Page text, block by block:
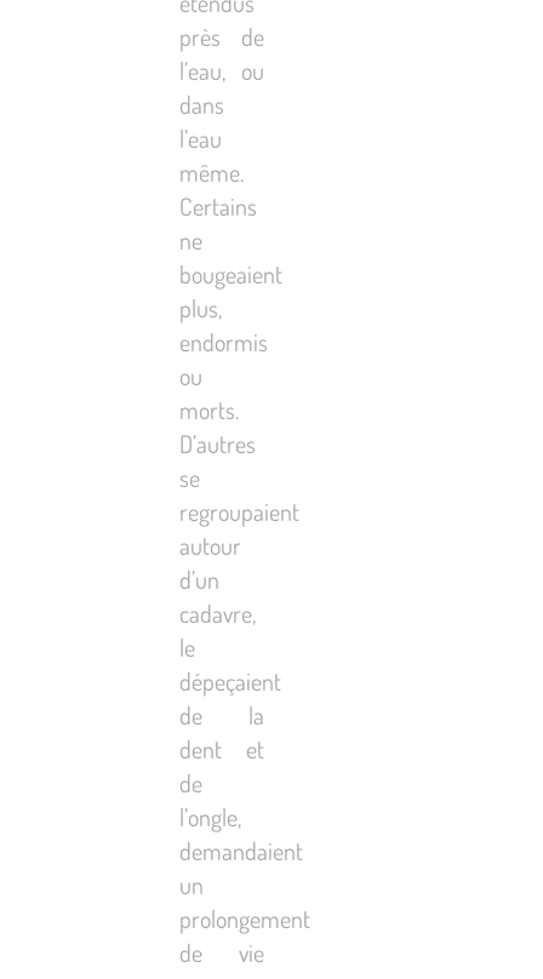
près de
l’eau, ou
dans
l’eau
même.
Certains
ne
bougeaient
plus,
endormis
ou
morts.
D’autres
se
regroupaient
autour
d’un
cadavre,
le
dépeçaient
de la
dent et
de
l’ongle,
demandaient
un
prolongement
de vie